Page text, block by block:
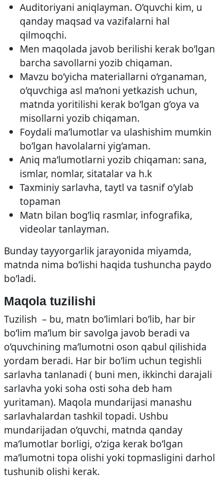
Auditoriyani aniqlayman. O’quvchi kim, u
qanday maqsad va vazifalarni hal
qilmoqchi.
Men maqolada javob berilishi kerak bo’lgan
barcha savollarni yozib chiqaman.
Mavzu bo’yicha materiallarni o’rganaman,
o’quvchiga asl ma’noni yetkazish uchun,
matnda yoritilishi kerak bo’lgan g’oya va
misollarni yozib chiqaman.
Foydali ma’lumotlar va ulashishim mumkin
bo’lgan havolalarni yig’aman.
Aniq ma’lumotlarni yozib chiqaman: sana,
ismlar, nomlar, sitatalar va h.k
Taxminiy sarlavha, taytl va tasnif o’ylab
topaman
Matn bilan bog’liq rasmlar, infografika,
videolar tanlayman.
Bunday tayyorgarlik jarayonida miyamda,
matnda nima bo’lishi haqida tushuncha paydo
bo’ladi.
Maqola tuzilishi
Tuzilish – bu, matn bo’limlari bo’lib, har bir
bo’lim ma’lum bir savolga javob beradi va
o’quvchining ma’lumotni oson qabul qilishida
yordam beradi. Har bir bo’lim uchun tegishli
sarlavha tanlanadi ( buni men, ikkinchi darajali
sarlavha yoki soha osti soha deb ham
yuritaman). Maqola mundarijasi manashu
sarlavhalardan tashkil topadi. Ushbu
mundarijadan o’quvchi, matnda qanday
ma’lumotlar borligi, o’ziga kerak bo’lgan
ma’lumotni topa olishi yoki topmasligini darhol
tushunib olishi kerak.